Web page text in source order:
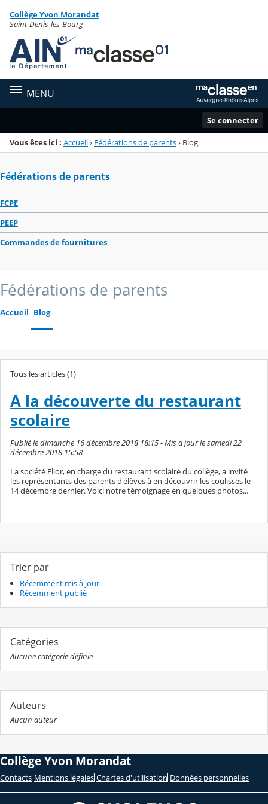
Menu de la rubrique
Contenu
Collège Yvon Morandat
Saint-Denis-les-Bourg
MENU
Se connecter
Vous êtes ici : Accueil› Fédérations de parents› Blog
Fédérations de parents
FCPE
PEEP
Commandes de fournitures
Fédérations de parents
Accueil Blog
Tous les articles (1)
A la découverte du restaurant
scolaire
Publié le dimanche 16 décembre 2018 18:15 - Mis à jour le samedi 22
décembre 2018 15:58
La société Elior, en charge du restaurant scolaire du collège, a invité
les représentants des parents d'élèves à en découvrir les coulisses le
14 décembre dernier. Voici notre témoignage en quelques photos...
Trier par
Récemment mis à jour
Récemment publié
Catégories
Aucune catégorie définie
Auteurs
Aucun auteur
Collège Yvon Morandat
Contacts Mentions légales Chartes d'utilisation Données personnelles